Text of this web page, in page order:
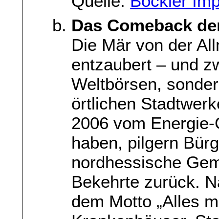
Das Comeback
Die Mär von der
entzaubert – und
Weltbörsen,
örtlichen
2006 vom
haben, pilgern
nordhessische
Bekehrte zurück.
dem Motto „Alles